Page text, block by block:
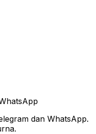
dan WhatsApp.